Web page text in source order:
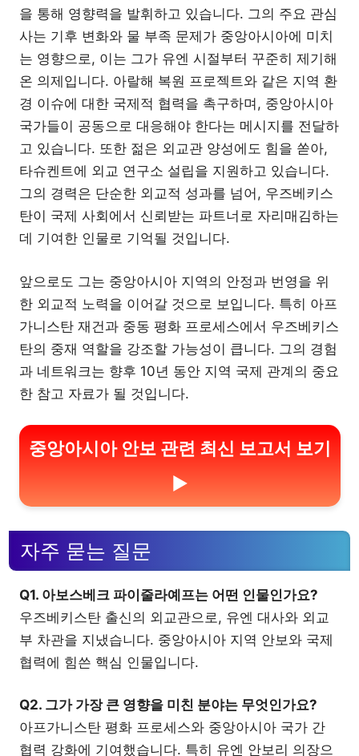
을 통해 영향력을 발휘하고 있습니다. 그의 주요 관심
사는 기후 변화와 물 부족 문제가 중앙아시아에 미치
는 영향으로, 이는 그가 유엔 시절부터 꾸준히 제기해
온 의제입니다. 아랄해 복원 프로젝트와 같은 지역 환
경 이슈에 대한 국제적 협력을 촉구하며, 중앙아시아
국가들이 공동으로 대응해야 한다는 메시지를 전달하
고 있습니다. 또한 젊은 외교관 양성에도 힘을 쏟아,
타슈켄트에 외교 연구소 설립을 지원하고 있습니다.
그의 경력은 단순한 외교적 성과를 넘어, 우즈베키스
탄이 국제 사회에서 신뢰받는 파트너로 자리매김하는
데 기여한 인물로 기억될 것입니다.
앞으로도 그는 중앙아시아 지역의 안정과 번영을 위
한 외교적 노력을 이어갈 것으로 보입니다. 특히 아프
가니스탄 재건과 중동 평화 프로세스에서 우즈베키스
탄의 중재 역할을 강조할 가능성이 큽니다. 그의 경험
과 네트워크는 향후 10년 동안 지역 국제 관계의 중요
한 참고 자료가 될 것입니다.
중앙아시아 안보 관련 최신 보고서 보기
▶
자주 묻는 질문
Q1. 아보스베크 파이줄라예프는 어떤 인물인가요?
우즈베키스탄 출신의 외교관으로, 유엔 대사와 외교
부 차관을 지냈습니다. 중앙아시아 지역 안보와 국제
협력에 힘쓴 핵심 인물입니다.
Q2. 그가 가장 큰 영향을 미친 분야는 무엇인가요?
아프가니스탄 평화 프로세스와 중앙아시아 국가 간
협력 강화에 기여했습니다. 특히 유엔 안보리 의장으